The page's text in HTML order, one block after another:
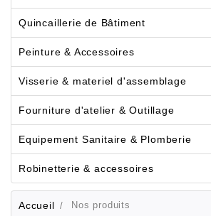
Quincaillerie de Bâtiment
Peinture & Accessoires
Visserie & materiel d'assemblage
Fourniture d'atelier & Outillage
Equipement Sanitaire & Plomberie
Robinetterie & accessoires
Accueil Nos produits